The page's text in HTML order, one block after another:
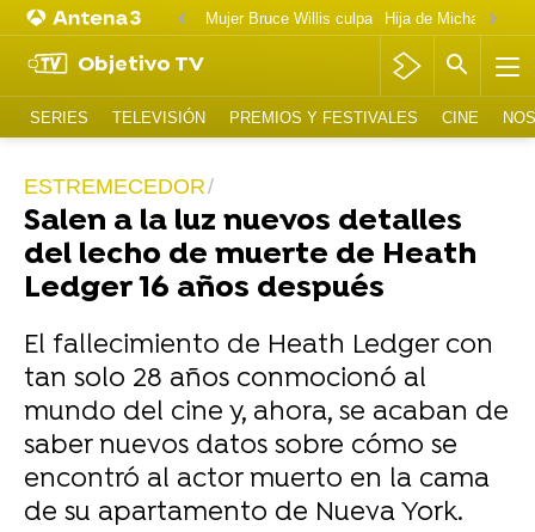
Mujer Bruce Willis culpa
Objetivo TV
SERIES TELEVISIÓN PREMIOS Y FESTIVALES CINE
ESTREMECEDOR
Salen a la luz nuevos detalles
del lecho de muerte de Heath
Ledger 16 años después
El fallecimiento de Heath Ledger con
tan solo 28 años conmocionó al
mundo del cine y, ahora, se acaban de
saber nuevos datos sobre cómo se
encontró al actor muerto en la cama
de su apartamento de Nueva York.